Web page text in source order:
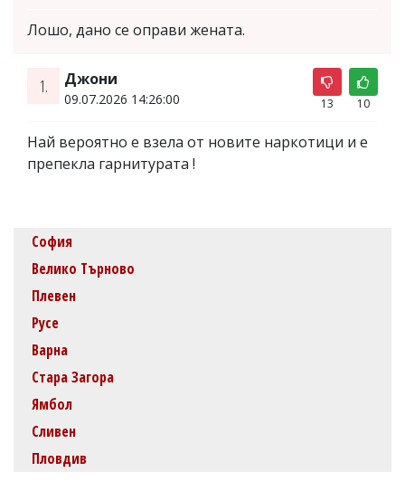
Лошо, дано се оправи жената.
1. Джони
09.07.2026 14:26:00 13 10
Най вероятно е взела от новите наркотици и е
препекла гарнитурата !
София
Велико Търново
Плевен
Русе
Варна
Стара Загора
Ямбол
Сливен
Пловдив